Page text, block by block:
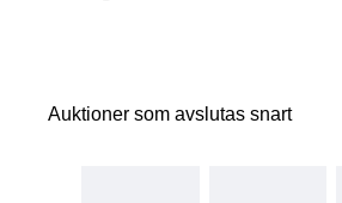
Auktioner som avslutas snart